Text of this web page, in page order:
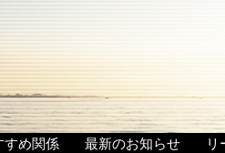
すめ関係 最新のお知らせ